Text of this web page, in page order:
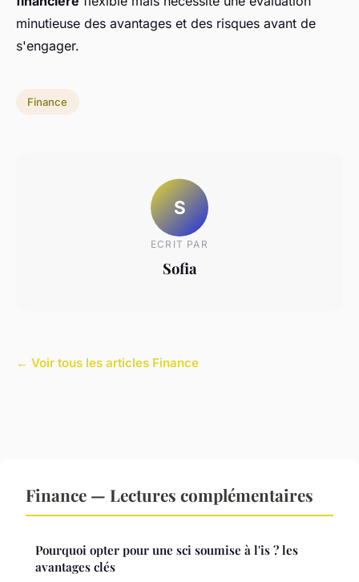
minutieuse des avantages et des risques avant de
s'engager.
Finance
S
ECRIT PAR
Sofia
← Voir tous les articles Finance
Finance — Lectures complémentaires
Pourquoi opter pour une sci soumise à l'is ? les
avantages clés